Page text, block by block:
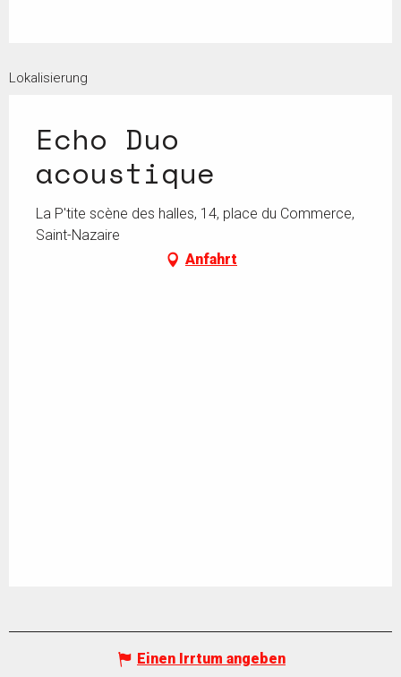
Lokalisierung
Echo Duo
acoustique
La P'tite scène des halles, 14, place du Commerce,
Saint-Nazaire
Anfahrt
Einen Irrtum angeben